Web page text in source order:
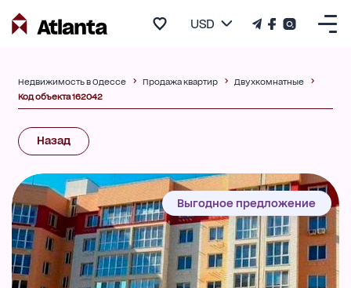
USD
Недвижимость в Одессе Продажа квартир
Двухкомнатные
Код объекта 162042
Назад
Выгодное предложение